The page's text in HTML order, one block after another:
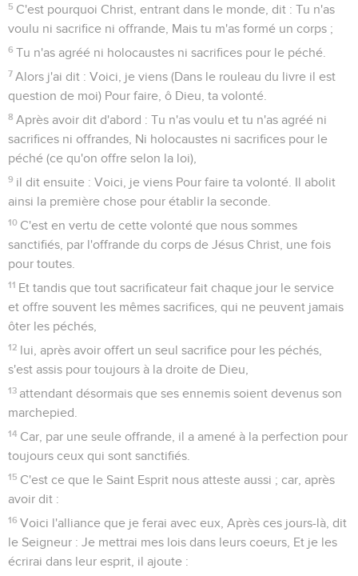
5 C'est pourquoi Christ, entrant dans le monde, dit : Tu n'as
voulu ni sacrifice ni offrande, Mais tu m'as formé un corps ;
6 Tu n'as agréé ni holocaustes ni sacrifices pour le péché.
7 Alors j'ai dit : Voici, je viens (Dans le rouleau du livre il est
question de moi) Pour faire, ô Dieu, ta volonté.
8 Après avoir dit d'abord : Tu n'as voulu et tu n'as agréé ni
sacrifices ni offrandes, Ni holocaustes ni sacrifices pour le
péché (ce qu'on offre selon la loi),
9 il dit ensuite : Voici, je viens Pour faire ta volonté. Il abolit
ainsi la première chose pour établir la seconde.
10 C'est en vertu de cette volonté que nous sommes
sanctifiés, par l'offrande du corps de Jésus Christ, une fois
pour toutes.
11 Et tandis que tout sacrificateur fait chaque jour le service
et offre souvent les mêmes sacrifices, qui ne peuvent jamais
ôter les péchés,
12 lui, après avoir offert un seul sacrifice pour les péchés,
s'est assis pour toujours à la droite de Dieu,
13 attendant désormais que ses ennemis soient devenus son
marchepied.
14 Car, par une seule offrande, il a amené à la perfection pour
toujours ceux qui sont sanctifiés.
15 C'est ce que le Saint Esprit nous atteste aussi ; car, après
avoir dit :
16 Voici l'alliance que je ferai avec eux, Après ces jours-là, dit
le Seigneur : Je mettrai mes lois dans leurs coeurs, Et je les
écrirai dans leur esprit, il ajoute :